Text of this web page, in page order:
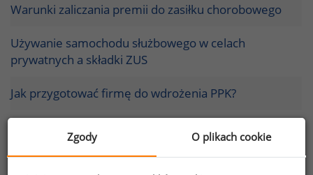
Warunki zaliczania premii do zasiłku chorobowego
Używanie samochodu służbowego w celach
prywatnych a składki ZUS
Jak przygotować firmę do wdrożenia PPK?
wynagrodzenie za nadgodziny?
Zgody O plikach cookie